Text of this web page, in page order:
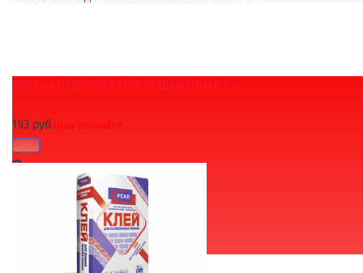
избранное сравнить
СМЕСЬ КЛАДОЧНАЯ ГЛИНО-ШАМОТНАЯ 5 кг
(0)
193 руб.Цены уточняйте!